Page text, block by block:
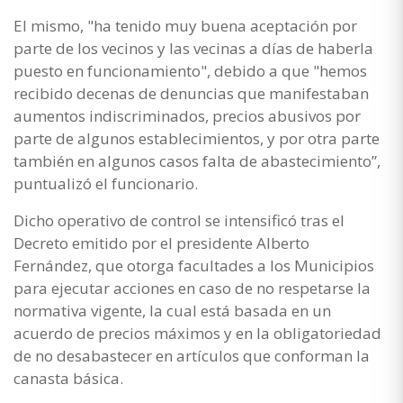
El mismo, "ha tenido muy buena aceptación por
parte de los vecinos y las vecinas a días de haberla
puesto en funcionamiento", debido a que "hemos
recibido decenas de denuncias que manifestaban
aumentos indiscriminados, precios abusivos por
parte de algunos establecimientos, y por otra parte
también en algunos casos falta de abastecimiento”,
puntualizó el funcionario.
Dicho operativo de control se intensificó tras el
Decreto emitido por el presidente Alberto
Fernández, que otorga facultades a los Municipios
para ejecutar acciones en caso de no respetarse la
normativa vigente, la cual está basada en un
acuerdo de precios máximos y en la obligatoriedad
de no desabastecer en artículos que conforman la
canasta básica.